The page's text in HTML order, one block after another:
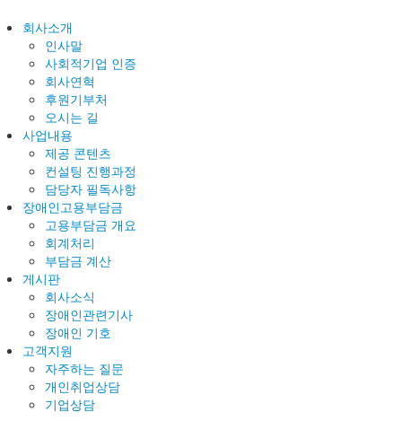
회사소개
인사말
사회적기업 인증
회사연혁
후원기부처
오시는 길
사업내용
제공 콘텐츠
컨설팅 진행과정
담당자 필독사항
장애인고용부담금
고용부담금 개요
회계처리
부담금 계산
게시판
회사소식
장애인관련기사
장애인 기호
고객지원
자주하는 질문
개인취업상담
기업상담